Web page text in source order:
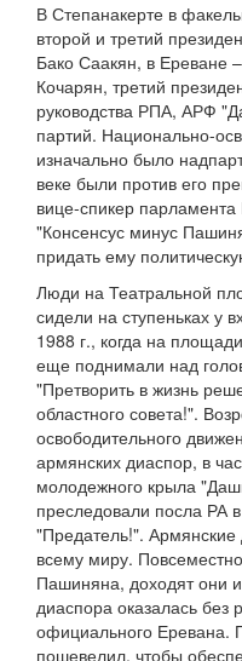
В Степанакерте в
второй и третий
Бако Саакян, в Ереване
Кочарян, третий
руководства РПА, АРФ
партий. Национально-
изначально было
веке были против его
вице-спикер
"Консенсус минус
придать ему
Люди на Театральной
сидели на ступеньках у
1988 г., когда на
еще поднимали над
"Претворить в жизнь
областного совета!".
освободительного
армянских диаспор, в
молодежного крыла
преследовали посла РА
"Предатель!". Армянские
всему миру.
Пашиняна, доходят они
диаспора оказалась без
официального
пошевелил, чтобы